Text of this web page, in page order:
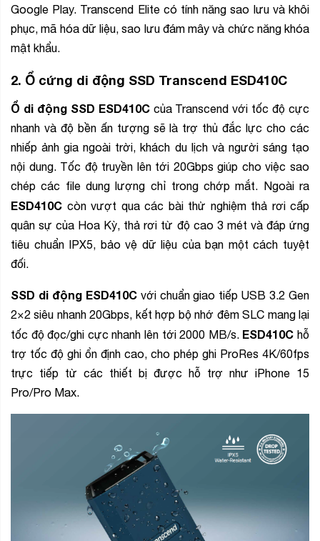
Google Play. Transcend Elite có tính năng sao lưu và khôi
phục, mã hóa dữ liệu, sao lưu đám mây và chức năng khóa
mật khẩu.
2. Ổ cứng di động SSD Transcend ESD410C
Ổ di động SSD ESD410Ccủa Transcend với tốc độ cực
nhanh và độ bền ấn tượng sẽ là trợ thủ đắc lực cho các
nhiếp ảnh gia ngoài trời, khách du lịch và người sáng tạo
nội dung. Tốc độ truyền lên tới 20Gbps giúp cho việc sao
chép các file dung lượng chỉ trong chớp mắt. Ngoài ra
ESD410C còn vượt qua các bài thử nghiệm thả rơi cấp
quân sự của Hoa Kỳ, thả rơi từ độ cao 3 mét và đáp ứng
tiêu chuẩn IPX5, bảo vệ dữ liệu của bạn một cách tuyệt
đối.
SSD di động ESD410Cvới chuẩn giao tiếp USB 3.2 Gen
2×2 siêu nhanh 20Gbps, kết hợp bộ nhớ đêm SLC mang lại
tốc độ đọc/ghi cực nhanh lên tới 2000 MB/s. ESD410C hỗ
trợ tốc độ ghi ổn định cao, cho phép ghi ProRes 4K/60fps
trực tiếp từ các thiết bị được hỗ trợ như iPhone 15
Pro/Pro Max.